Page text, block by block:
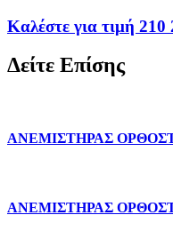
Καλέστε για τιμή 210
Δείτε Επίσης
ΑΝΕΜΙΣΤΗΡΑΣ
ΑΝΕΜΙΣΤΗΡΑΣ